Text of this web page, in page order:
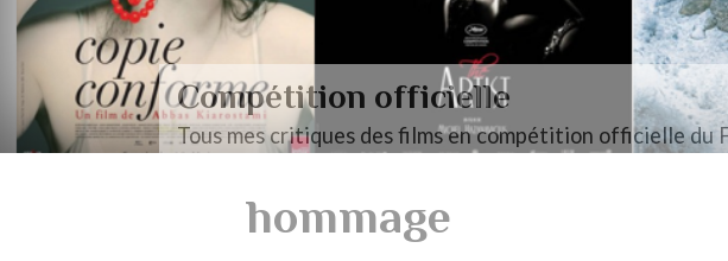
Compétition officielle
Tous mes critiques des films en compétition officielle du
hommage